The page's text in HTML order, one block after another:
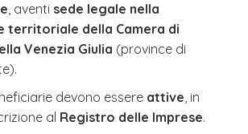
, aventi sede legale nella
territoriale della Camera di
Venezia Giulia (province di
devono essere attive, in
al Registro delle Imprese.